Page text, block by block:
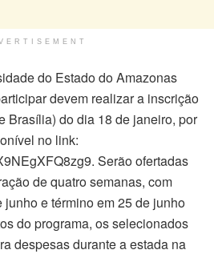
do Estado do Amazonas
devem realizar a inscrição
Brasília) do dia 18 de janeiro, por
no link:
Serão ofertadas
de quatro semanas, com
e término em 25 de junho
do programa, os selecionados
despesas durante a estada na